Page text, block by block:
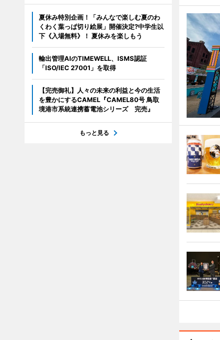
夏休み特別企画！「みんなで楽しむ夏のわ
くわく葉っぱ切り絵展」開催決定?中学生以
下《入場無料》！ 夏休みを楽しもう
輸出管理AIのTIMEWELL、ISMS認証
「ISO/IEC 27001」を取得
【完売御礼】人々の未来の利益と今の生活
を豊かにするCAMEL『CAMEL80号 鳥取
境港市系統連携蓄電池シリーズ 完売』
もっと見る